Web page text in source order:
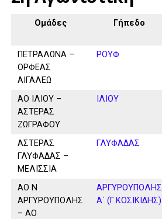
Ομάδες Γήπεδο
ΠΕΤΡΑΛΩΝΑ –
ΟΡΦΕΑΣ
ΑΙΓΑΛΕΩ
ΡΟΥΦ
ΑΟ ΙΛΙΟΥ –
ΑΣΤΕΡΑΣ
ΖΩΓΡΑΦΟΥ
ΙΛΙΟΥ
ΑΣΤΕΡΑΣ
ΓΛΥΦΑΔΑΣ –
ΜΕΛΙΣΣΙΑ
ΓΛΥΦΑΔΑΣ
ΑΟ Ν
ΑΡΓΥΡΟΥΠΟΛΗΣ
– ΑΟ
ΑΡΓΥΡΟΥΠΟΛΗΣ
Α΄ (Γ.ΚΟΣΙΚΙΔΗΣ)